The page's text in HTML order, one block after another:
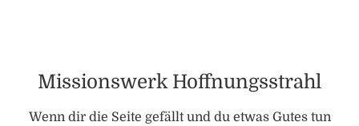
Missionswerk Hoffnungsstrahl
Wenn dir die Seite gefällt und du etwas Gutes tun